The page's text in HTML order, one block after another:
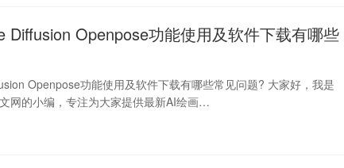
Diffusion Openpose功能使用及软件下载有哪些
Openpose功能使用及软件下载有哪些常见问题? 大家好，我是
网的小编，专注为大家提供最新AI绘画…